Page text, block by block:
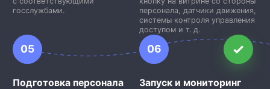
госслужбами.
персонала, датчики движения,
системы контроля управления
доступом и т. д.
05
Подготовка персонала
06
Запуск и мониторинг